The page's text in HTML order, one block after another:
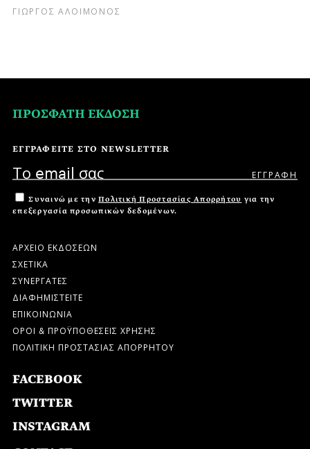
ΓΙΩΡΓΟΣ ΑΛΟΙΜΟΝΟΣ
ΠΡΟΣΦΑΤΗ ΕΚΔΟΣΗ
ΕΓΓΡΑΦΕΙΤΕ ΣΤΟ NEWSLETTER
Συναινώ με την Πολιτική Προστασίας Απορρήτου για την
επεξεργασία προσωπικών δεδομένων.
ΑΡΧΕΙΟ ΕΚΔΟΣΕΩΝ
ΣΧΕΤΙΚΑ
ΣΥΝΕΡΓΑΤΕΣ
ΔΙΑΦΗΜΙΣΤΕΙΤΕ
ΕΠΙΚΟΙΝΩΝΙΑ
ΟΡΟΙ & ΠΡΟΫΠΟΘΕΣΕΙΣ ΧΡΗΣΗΣ
ΠΟΛΙΤΙΚΗ ΠΡΟΣΤΑΣΙΑΣ ΑΠΟΡΡΗΤΟΥ
FACEBOOK
TWITTER
INSTAGRAM